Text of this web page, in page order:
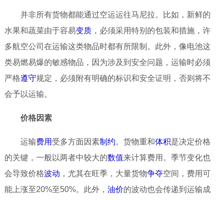
并非所有货物都能通过空运运往马尼拉。比如，新鲜的
水果和蔬菜由于容易变质，必须采用特别的包装和措施，许
多航空公司在运输这类物品时都有所限制。此外，像电池这
类易燃易爆的敏感物品，因为涉及到安全问题，运输时必须
严格遵守规定，必须附有明确的标识和安全证明，否则将不
会予以运输。
价格因素
运输费用 受多方面因素制约。货物重和体积是决定价格
的关键，一般以两者中较大的数值来计算费用。季节变化也
会导致价格波动 ，尤其在旺季，大量货物争夺空间，费用可
能上涨至20%至50%。此外， 油价的波动也会传递到运输成